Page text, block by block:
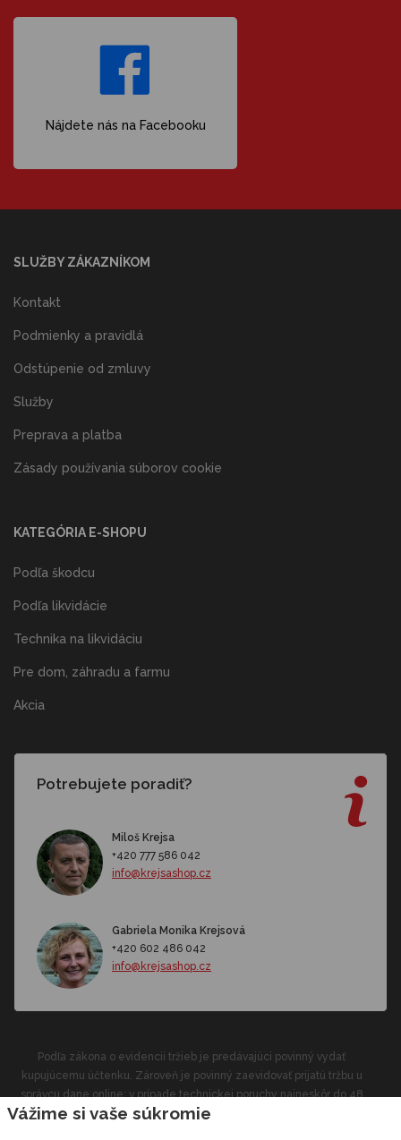
Nájdete nás na Facebooku
SLUŽBY ZÁKAZNÍKOM
Kontakt
Podmienky a pravidlá
Odstúpenie od zmluvy
Služby
Preprava a platba
Zásady používania súborov cookie
KATEGÓRIA E-SHOPU
Podľa škodcu
Podľa likvidácie
Technika na likvidáciu
Pre dom, záhradu a farmu
Akcia
Potrebujete poradiť?
Miloš Krejsa
+420 777 586 042
info@krejsashop.cz
Gabriela Monika Krejsová
+420 602 486 042
info@krejsashop.cz
Podľa zákona o evidencii tržieb je predávajúci povinný vydať
kupujúcemu účtenku. Zároveň je povinný zaevidovať prijatú tržbu u
správcu dane online; v prípade technickej poruchy najneskôr do 48
hodín.
Vážime si vaše súkromie